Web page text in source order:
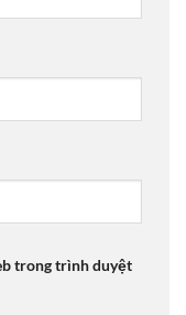
trong trình duyệt